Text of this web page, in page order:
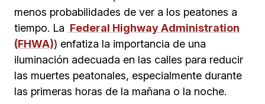
menos probabilidades de ver a los peatones a
tiempo. La Federal Highway Administration
(FHWA)) enfatiza la importancia de una
iluminación adecuada en las calles para reducir
las muertes peatonales, especialmente durante
las primeras horas de la mañana o la noche.